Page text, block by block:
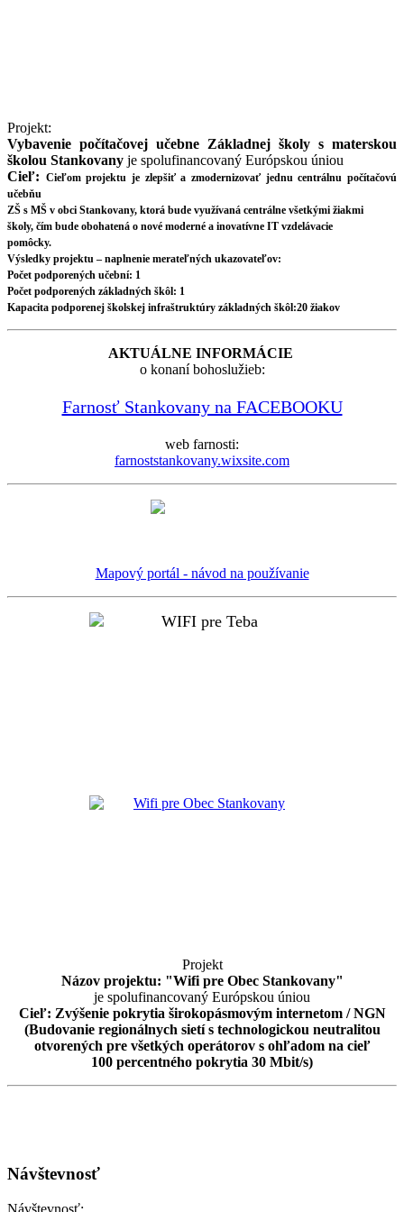
Projekt:
Vybavenie počítačovej učebne Základnej školy s materskou
školou Stankovany je spolufinancovaný Európskou úniou
Cieľ: Cieľom projektu je zlepšiť a zmodernizovať jednu centrálnu počítačovú
učebňu
ZŠ s MŠ v obci Stankovany, ktorá bude využívaná centrálne všetkými žiakmi
školy, čím bude obohatená o nové moderné a inovatívne IT vzdelávacie
pomôcky.
Výsledky projektu – naplnenie merateľných ukazovateľov:
Počet podporených učební: 1
Počet podporených základných škôl: 1
Kapacita podporenej školskej infraštruktúry základných škôl:20 žiakov
AKTUÁLNE INFORMÁCIE
o konaní bohoslužieb:
Farnosť Stankovany na FACEBOOKU
web farnosti:
farnoststankovany.wixsite.com
Mapový portál - návod na používanie
Projekt
Názov projektu: "Wifi pre Obec Stankovany"
je spolufinancovaný Európskou úniou
Cieľ: Zvýšenie pokrytia širokopásmovým internetom / NGN
(Budovanie regionálnych sietí s technologickou neutralitou
otvorených pre všetkých operátorov s ohľadom na cieľ
100 percentného pokrytia 30 Mbit/s)
Návštevnosť